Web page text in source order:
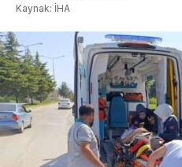
Kaynak: İHA